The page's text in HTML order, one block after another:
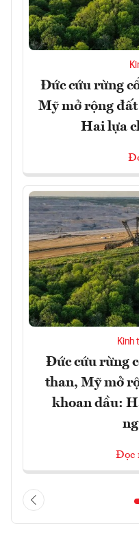
Đức cứu rừng
Mỹ mở rộng
Hai lựa
Kinh
Đức cứu rừng
than, Mỹ mở
khoan dầu:
Đọc